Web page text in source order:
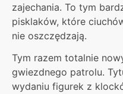
zajechania. To tym
pisklaków, które
nie oszczędzają.
Tym razem totalnie
gwiezdnego patrolu.
wydaniu figurek z